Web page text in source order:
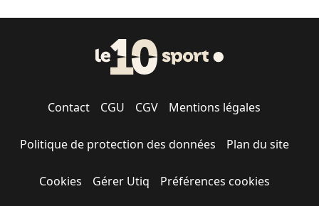
Contact CGU CGV Mentions légales
Politique de protection des données Plan du site
Cookies Gérer Utiq Préférences cookies